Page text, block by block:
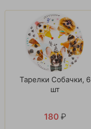
Тарелки Собачки, 6
шт
180 ₽